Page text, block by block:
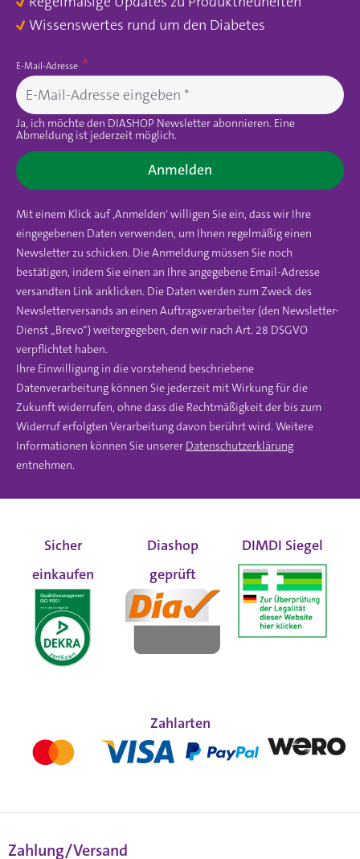
Wissenswertes rund um den Diabetes
E-Mail-Adresse
Ja, ich möchte den DIASHOP Newsletter abonnieren. Eine
Abmeldung ist jederzeit möglich.
Anmelden
Mit einem Klick auf ‚Anmelden‘ willigen Sie ein, dass wir Ihre
eingegebenen Daten verwenden, um Ihnen regelmäßig einen
Newsletter zu schicken. Die Anmeldung müssen Sie noch
bestätigen, indem Sie einen an Ihre angegebene Email-Adresse
versandten Link anklicken. Die Daten werden zum Zweck des
Newsletterversands an einen Auftragsverarbeiter (den Newsletter-
Dienst „Brevo“) weitergegeben, den wir nach Art. 28 DSGVO
verpflichtet haben.
Ihre Einwilligung in die vorstehend beschriebene
Datenverarbeitung können Sie jederzeit mit Wirkung für die
Zukunft widerrufen, ohne dass die Rechtmäßigkeit der bis zum
Widerruf erfolgten Verarbeitung davon berührt wird. Weitere
Informationen können Sie unserer Datenschutzerklärung
entnehmen.
Sicher
einkaufen
Diashop
geprüft
DIMDI Siegel
Zahlarten
Zahlung/Versand